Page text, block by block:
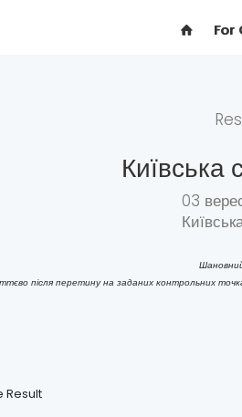
For
Київська
03
після перетину на заданих контрольних
Result